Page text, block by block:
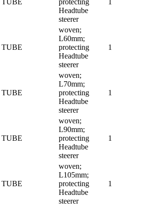
TUBE
protecting
Headtube
steerer
1
TUBE
woven;
L60mm;
protecting
Headtube
steerer
1
TUBE
woven;
L70mm;
protecting
Headtube
steerer
1
TUBE
woven;
L90mm;
protecting
Headtube
steerer
1
TUBE
woven;
L105mm;
protecting
Headtube
steerer
1